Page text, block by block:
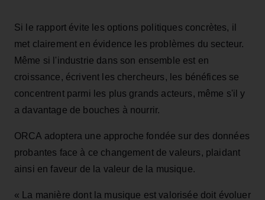
Si le rapport évite les options politiques concrètes, il
met clairement en évidence les problèmes du secteur.
Même si l'industrie dans son ensemble est en
croissance, écrivent les chercheurs, les bénéfices se
concentrent parmi les plus grands acteurs, même s'il y
a davantage de bouches à nourrir.
ORCA adoptera une approche fondée sur des données
probantes face à ce changement de valeurs, plaidant
ainsi en faveur de la valeur de la musique.
« La manière dont la musique est valorisée doit évoluer